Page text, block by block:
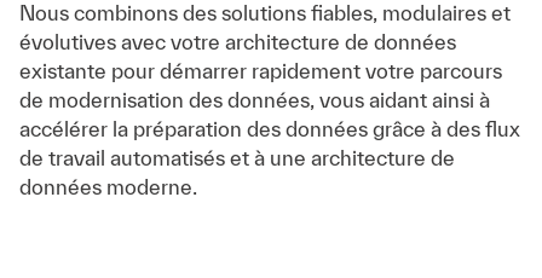
Nous combinons des solutions fiables, modulaires et
évolutives avec votre architecture de données
existante pour démarrer rapidement votre parcours
de modernisation des données, vous aidant ainsi à
accélérer la préparation des données grâce à des flux
de travail automatisés et à une architecture de
données moderne.